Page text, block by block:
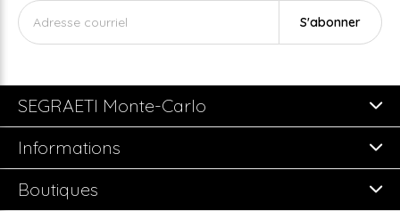
S'abonner
SEGRAETI Monte-Carlo
Informations
Boutiques